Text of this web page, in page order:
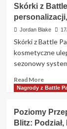
Skórki z
Jordan Blake
Skórki z Battle
kosmetyczne
sezonowy
Read MoreRead
more
z
Battle
Nagrody z Battle
Poziomy
Blitz: